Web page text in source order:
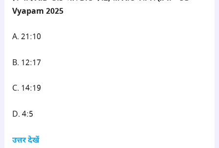
Vyapam 2025
A. 21:10
B. 12:17
C. 14:19
D. 4:5
उत्तर देखें